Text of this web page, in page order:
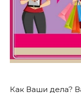
Как Ваши дела?